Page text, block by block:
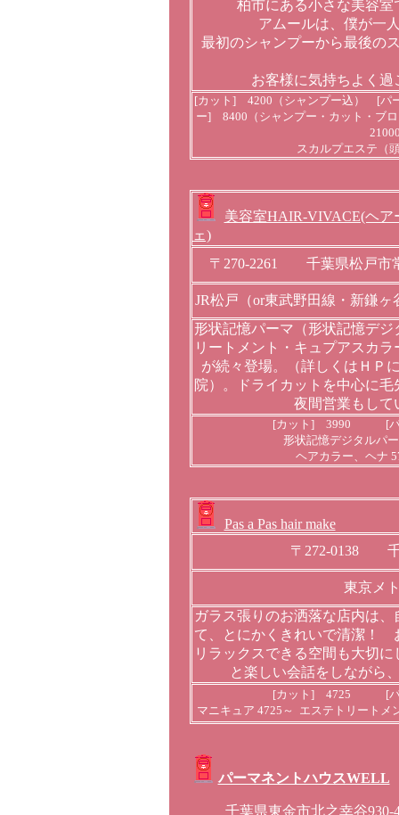
柏市にある小さな美容
アムールは、僕が一
最初のシャンプーから最後の
お客様に気持ちよく
[カット] 4200（シャンプー込） [パ
ー] 8400（シャンプー・カット・ブ
スカルプエステ（
美容室HAIR-VIVACE(ヘア
ェ)
〒270-2261 千葉県松戸市
JR松戸（or東武野田線・新鎌
形状記憶パーマ（形状記憶デ
リートメント・キュプアスカ
が続々登場。（詳しくはＨＰ
院）。ドライカットを中心に
夜間営業もして
[カット] 3990 [パ
形状記憶デジタルパ
ヘアカラー、ヘナ
Pas a Pas hair make
〒272-0138 千
東京メ
ガラス張りのお洒落な店内は
て、とにかくきれいで清潔！
リラックスできる空間も大切
と楽しい会話をしながら
[カット] 4725 [パ
マニキュア 4725～ エステトリートメ
パーマネントハウスWELL
千葉県東金市北之幸谷930-